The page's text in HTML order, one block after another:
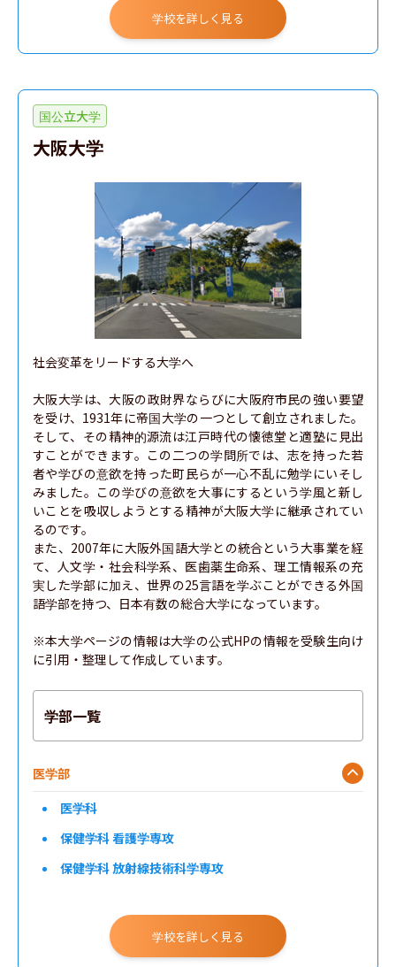
学校を詳しく見る
国公立大学
大阪大学
社会変革をリードする大学へ
大阪大学は、大阪の政財界ならびに大阪府市民の強い要望
を受け、1931年に帝国大学の一つとして創立されました。
そして、その精神的源流は江戸時代の懐徳堂と適塾に見出
すことができます。この二つの学問所では、志を持った若
者や学びの意欲を持った町民らが一心不乱に勉学にいそし
みました。この学びの意欲を大事にするという学風と新し
いことを吸収しようとする精神が大阪大学に継承されてい
るのです。
また、2007年に大阪外国語大学との統合という大事業を経
て、人文学・社会科学系、医歯薬生命系、理工情報系の充
実した学部に加え、世界の25言語を学ぶことができる外国
語学部を持つ、日本有数の総合大学になっています。
※本大学ページの情報は大学の公式HPの情報を受験生向け
に引用・整理して作成しています。
学部一覧
医学部
医学科
保健学科 看護学専攻
保健学科 放射線技術科学専攻
学校を詳しく見る